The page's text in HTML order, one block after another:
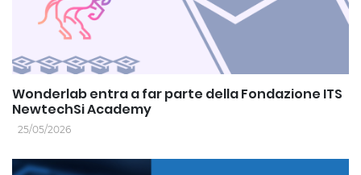
Wonderlab entra a far parte della Fondazione ITS
NewtechSi Academy
25/05/2026